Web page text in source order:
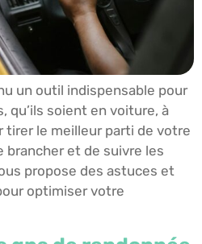
un outil indispensable pour
qu’ils soient en voiture, à
tirer le meilleur parti de votre
brancher et de suivre les
propose des astuces et
optimiser votre